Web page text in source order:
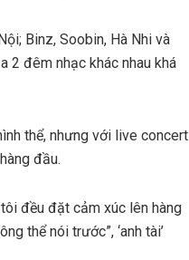
Binz, Soobin, Hà Nhi và
2 đêm nhạc khác nhau khá
thể, nhưng với live concert
đầu.
đều đặt cảm xúc lên hàng
thể nói trước”, ‘anh tài’